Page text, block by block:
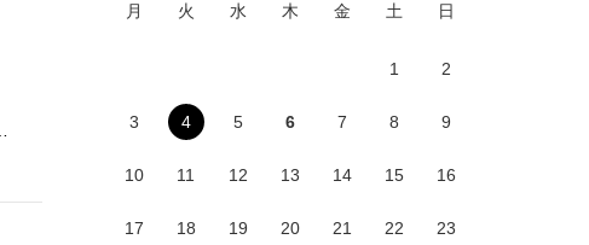
月 火 水 木 金 土 日
1 2
3 4 5 6 7 8 9
10 11 12 13 14 15 16
17 18 19 20 21 22 23